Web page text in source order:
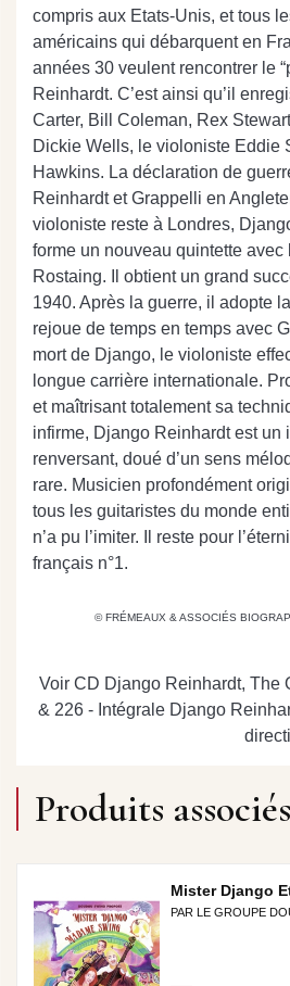
compris aux Etats-Unis, et tous
américains qui débarquent en
années 30 veulent rencontrer le
Reinhardt. C’est ainsi qu’il
Carter, Bill Coleman, Rex
Dickie Wells, le violoniste Eddie
Hawkins. La déclaration de
Reinhardt et Grappelli en
violoniste reste à Londres,
forme un nouveau quintette
Rostaing. Il obtient un grand
1940. Après la guerre, il adopte
rejoue de temps en temps avec
mort de Django, le violoniste
longue carrière internationale.
et maîtrisant totalement sa
infirme, Django Reinhardt est un
renversant, doué d’un sens
rare. Musicien profondément
tous les guitaristes du monde
n’a pu l’imiter. Il reste pour
français n°1.
© FRÉMEAUX & ASSOCIÉS
Voir CD Django Reinhardt, The
& 226 - Intégrale Django
Produits associés
Mister Django
PAR LE GROUPE